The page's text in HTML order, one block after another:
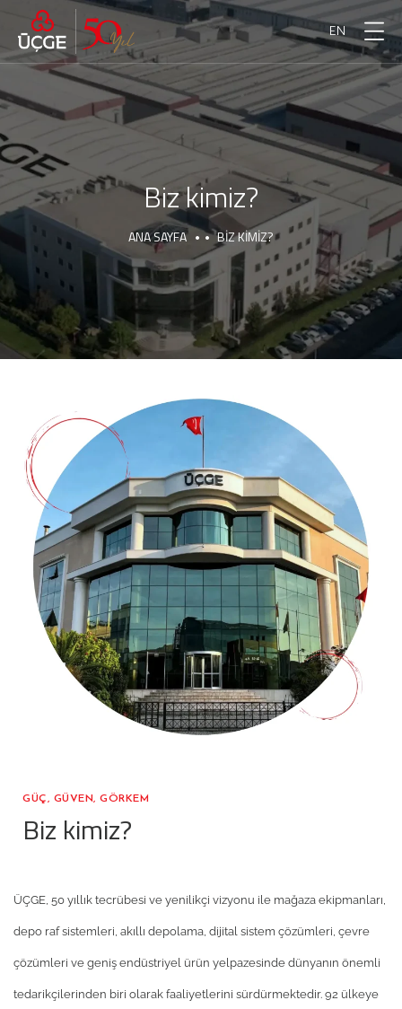
EN
Biz kimiz?
ANA SAYFA BIZ KIMIZ?
GÜÇ, GÜVEN, GÖRKEM
Biz kimiz?
ÜÇGE, 50 yıllık tecrübesi ve yenilikçi vizyonu ile mağaza ekipmanları,
depo raf sistemleri, akıllı depolama, dijital sistem çözümleri, çevre
çözümleri ve geniş endüstriyel ürün yelpazesinde dünyanın önemli
tedarikçilerinden biri olarak faaliyetlerini sürdürmektedir. 92 ülkeye